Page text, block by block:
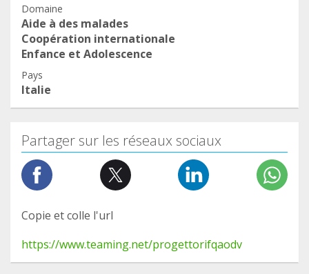
Domaine
Aide à des malades
Coopération internationale
Enfance et Adolescence
Pays
Italie
Partager sur les réseaux sociaux
Copie et colle l'url
https://www.teaming.net/progettorifqaodv